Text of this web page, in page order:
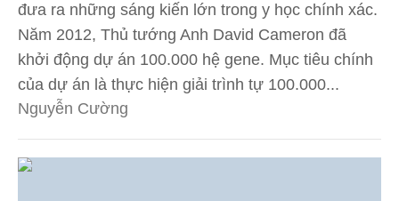
đưa ra những sáng kiến lớn trong y học chính xác.
Năm 2012, Thủ tướng Anh David Cameron đã
khởi động dự án 100.000 hệ gene. Mục tiêu chính
của dự án là thực hiện giải trình tự 100.000...
Nguyễn Cường